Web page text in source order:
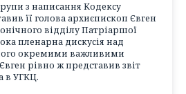
з написання Кодексу
її голова архиєпископ Євген
відділу Патріаршої
пленарна дискусія над
окремими важливими
рівно ж представив звіт
в УГКЦ.